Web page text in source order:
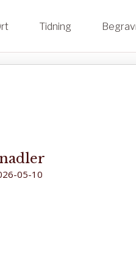
Tidning
05-10